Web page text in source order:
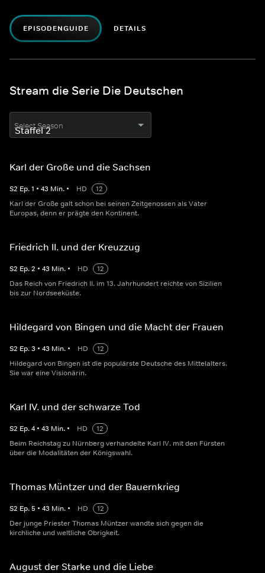
EPISODENGUIDE DETAILS
Stream die Serie Die Deutschen
Select Season
Karl der Große und die Sachsen
S2 Ep.1 • 43 Min. • HD
12
Karl der Große galt schon bei seinen Zeitgenossen als Vater
Europas, denn er prägte den Kontinent.
Friedrich II. und der Kreuzzug
S2 Ep.2 • 43 Min. • HD
12
Das Reich von Friedrich II. im 13. Jahrhundert reichte von Sizilien
bis zur Nordseeküste.
Hildegard von Bingen und die Macht der Frauen
S2 Ep.3 • 43 Min. • HD
12
Hildegard von Bingen ist die populärste Deutsche des Mittelalters.
Sie war eine Visionärin.
Karl IV. und der schwarze Tod
S2 Ep.4 • 43 Min. • HD
12
Beim Reichstag zu Nürnberg verhandelte Karl IV. mit den Fürsten
über die Modalitäten der Königswahl.
Thomas Müntzer und der Bauernkrieg
S2 Ep.5 • 43 Min. • HD
12
Der junge Priester Thomas Müntzer wandte sich gegen die
kirchliche und weltliche Obrigkeit.
August der Starke und die Liebe